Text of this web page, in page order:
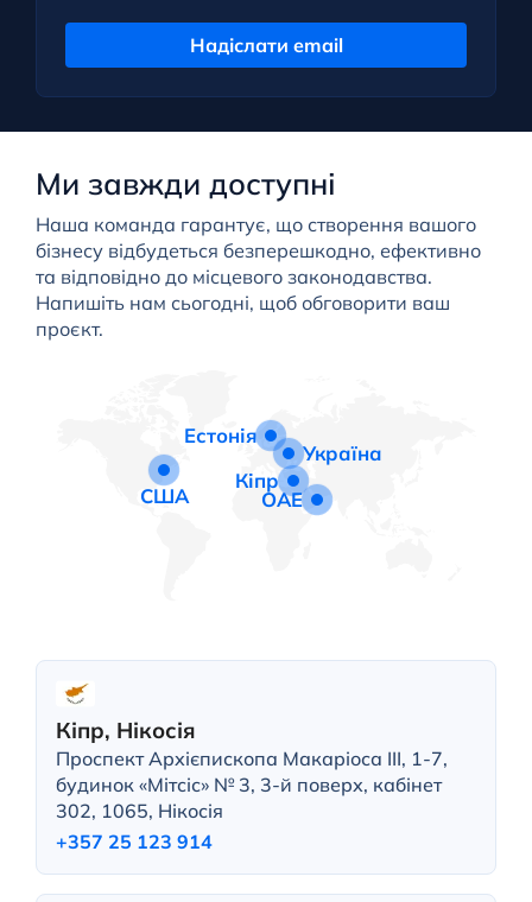
Надіслати email
Ми завжди доступні
Наша команда гарантує, що створення вашого
бізнесу відбудеться безперешкодно, ефективно
та відповідно до місцевого законодавства.
Напишіть нам сьогодні, щоб обговорити ваш
проєкт.
Естонія
Україна
Кіпр
ОАЕ
США
Кіпр, Нікосія
Проспект Архієпископа Макаріоса III, 1-7,
будинок «Мітсіс» № 3, 3-й поверх, кабінет
302, 1065, Нікосія
+357 25 123 914